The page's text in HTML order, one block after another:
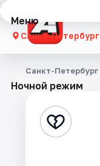
Меню
Санкт-Петербург
Концерты
Стендап
Ночной режим
Санкт-Петербург